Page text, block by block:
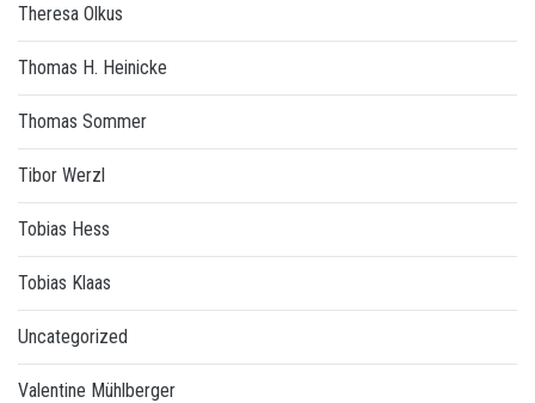
Theresa Olkus
Thomas H. Heinicke
Thomas Sommer
Tibor Werzl
Tobias Hess
Tobias Klaas
Uncategorized
Valentine Mühlberger